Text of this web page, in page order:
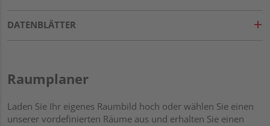
DATENBLÄTTER
Raumplaner
Laden Sie Ihr eigenes Raumbild hoch oder wählen Sie einen
unserer vordefinierten Räume aus und erhalten Sie einen